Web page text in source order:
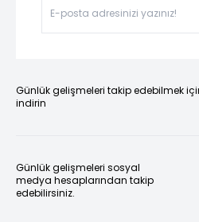
Günlük gelişmeleri takip edebilmek
indirin
Günlük gelişmeleri sosyal
medya hesaplarından takip
edebilirsiniz.